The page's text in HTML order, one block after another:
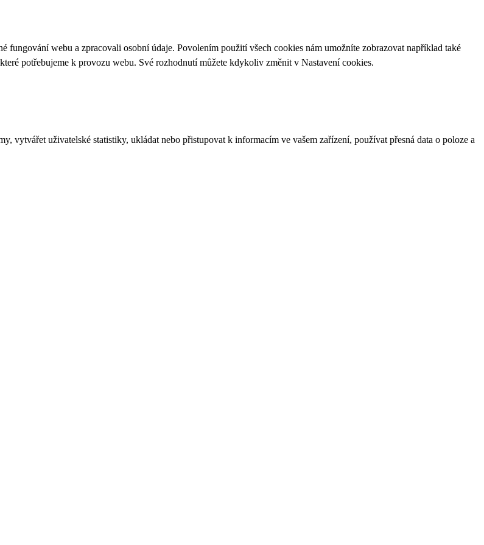
fungování webu a zpracovali osobní údaje. Povolením použití všech cookies nám umožníte zobrazovat například také
potřebujeme k provozu webu. Své rozhodnutí můžete kdykoliv změnit v Nastavení cookies.
vytvářet uživatelské statistiky, ukládat nebo přistupovat k informacím ve vašem zařízení, používat přesná data o poloze a